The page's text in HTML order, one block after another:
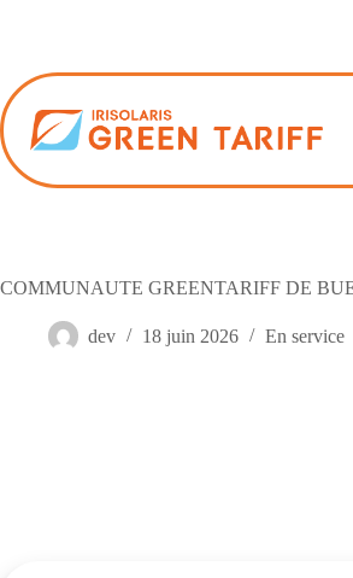
COMMUNAUTE GREENTARIFF DE
dev 18 juin 2026 En service